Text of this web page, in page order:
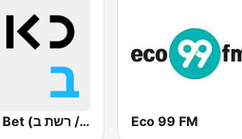
Kan Bet (כאן ב' / רשת ב') Eco 99 FM